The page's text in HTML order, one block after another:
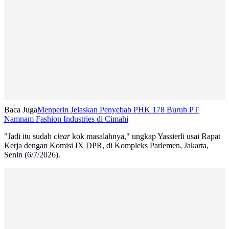
Baca JugaMenperin Jelaskan Penyebab PHK 178 Buruh PT
Namnam Fashion Industries di Cimahi
"Jadi itu sudah clearkok masalahnya," ungkap Yassierli usai Rapat
Kerja dengan Komisi IX DPR, di Kompleks Parlemen, Jakarta,
Senin (6/7/2026).